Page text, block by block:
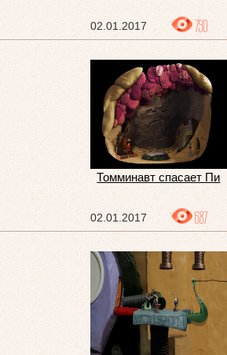
02.01.2017 790
Томминавт спасает Пи
02.01.2017 687